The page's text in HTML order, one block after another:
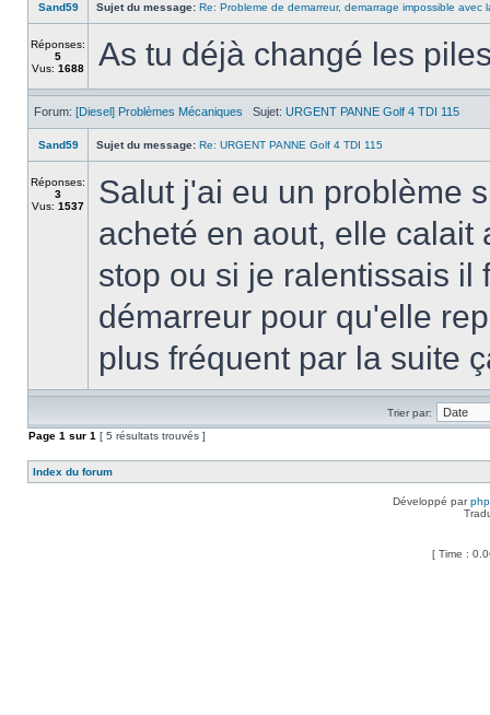
Sand59 Sujet du message: Re: Probleme de demarreur, demarrage impossible avec
Réponses:
5
Vus: 1688 As tu déjà changé les
Forum: [Diesel] Problèmes Mécaniques Sujet: URGENT PANNE Golf 4 TDI 115
Sand59 Sujet du message: Re: URGENT PANNE Golf 4 TDI 115
Réponses:
3
Vus: 1537
Salut j'ai eu un problème
acheté en aout, elle calait
stop ou si je ralentissais il
démarreur pour qu'elle
plus fréquent par la suite
Trier par:
Page 1 sur 1 [ 5 résultats trouvés ]
Index du forum
Développé par
[ Time :